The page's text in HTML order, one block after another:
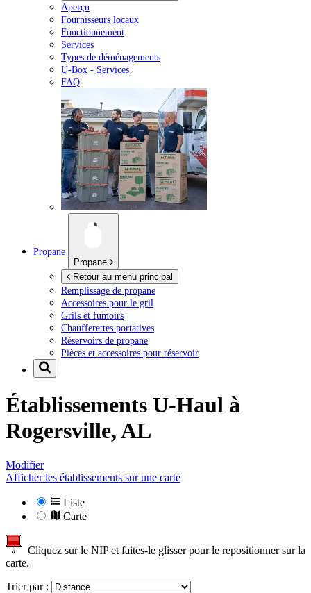
Aperçu
Fournisseurs locaux
Fonctionnement
Services
Types de déménagements
U-Box - Services
FAQ
Propane
Propane
Retour au menu principal
Remplissage de propane
Accessoires pour le gril
Grils et fumoirs
Chaufferettes portatives
Réservoirs de propane
Pièces et accessoires pour réservoir
Établissements U-Haul à
Rogersville, AL
Modifier
Afficher les établissements sur une carte
Liste
Carte
Cliquez sur le NIP et faites-le glisser pour le repositionner sur la
carte.
Trier par :